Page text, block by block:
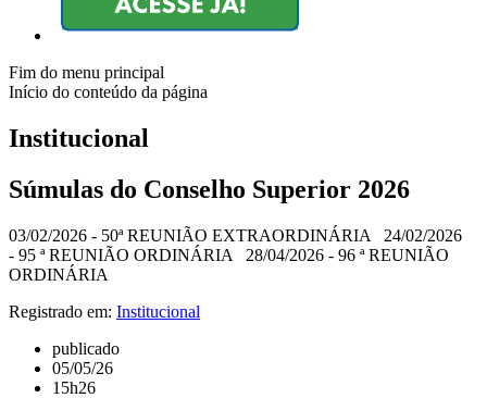
Fim do menu principal
Início do conteúdo da página
Institucional
Súmulas do Conselho Superior 2026
03/02/2026 - 50ª REUNIÃO EXTRAORDINÁRIA 24/02/2026
- 95 ª REUNIÃO ORDINÁRIA 28/04/2026 - 96 ª REUNIÃO
ORDINÁRIA
Registrado em: Institucional
publicado
05/05/26
15h26